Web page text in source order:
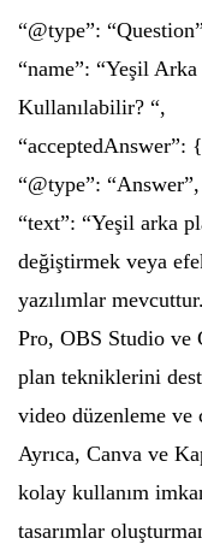
“@type”:
“name”: “Yeşil
Kullanılabilir? “,
“acceptedAnswer”: {
“@type”: “Answer”,
“text”: “Yeşil arka
değiştirmek veya
yazılımlar
Pro, OBS Studio ve
plan tekniklerini
video düzenleme ve
Ayrıca, Canva ve
kolay kullanım
tasarımlar